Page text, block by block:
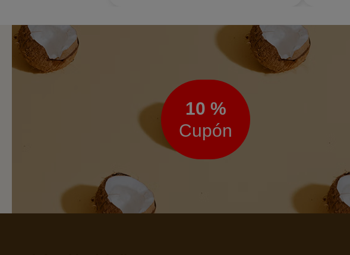
Boletín
noticias
10 %
Cupón